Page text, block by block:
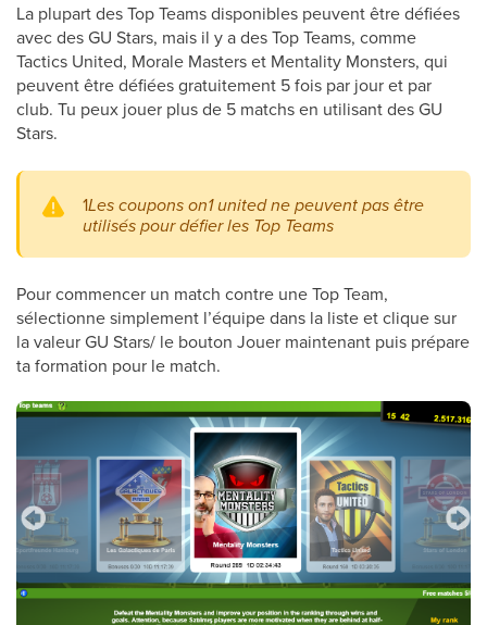
La plupart des Top Teams disponibles peuvent être défiées
avec des GU Stars, mais il y a des Top Teams, comme
Tactics United, Morale Masters et Mentality Monsters, qui
peuvent être défiées gratuitement 5 fois par jour et par
club. Tu peux jouer plus de 5 matchs en utilisant des GU
Stars.
1Les coupons on1 united ne peuvent pas être
utilisés pour défier les Top Teams
Pour commencer un match contre une Top Team,
sélectionne simplement l’équipe dans la liste et clique sur
la valeur GU Stars/ le bouton Jouer maintenant puis prépare
ta formation pour le match.